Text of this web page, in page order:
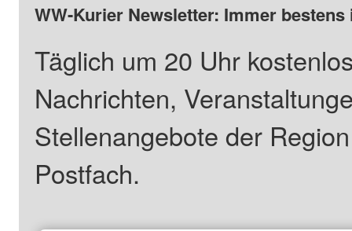
WW-Kurier Newsletter: Immer
Täglich um 20 Uhr
Nachrichten,
Stellenangebote der
Postfach.